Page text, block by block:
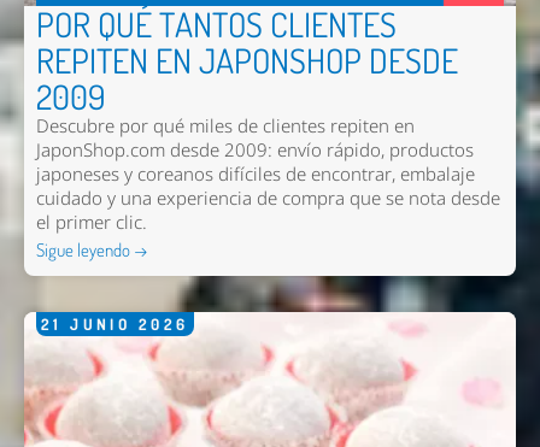
POR QUÉ TANTOS CLIENTES
REPITEN EN JAPONSHOP DESDE
2009
Descubre por qué miles de clientes repiten en
JaponShop.com desde 2009: envío rápido, productos
japoneses y coreanos difíciles de encontrar, embalaje
cuidado y una experiencia de compra que se nota desde
el primer clic.
Sigue leyendo →
21 JUNIO 2026
Nombre *